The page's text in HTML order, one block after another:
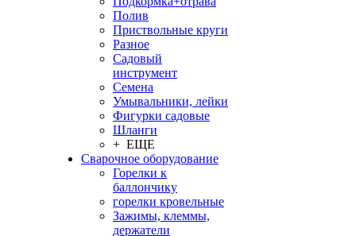
Полив
Приствольные круги
Разное
Садовый
инструмент
Семена
Умывальники, лейки
Фигурки садовые
Шланги
+ ЕЩЕ
Сварочное оборудование
Горелки к
баллончику
горелки кровельные
Зажимы, клеммы,
держатели